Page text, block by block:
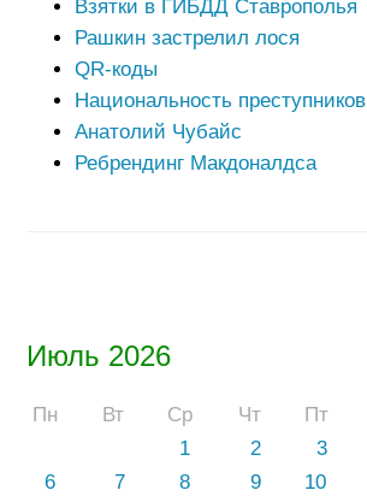
Июль 2026
Пн Вт Ср Чт Пт
1
2 3
6
7 8 9 10
Взятки в ГИБДД Ставрополья
Рашкин застрелил лося
QR-коды
Национальность преступников
Анатолий Чубайс
Ребрендинг Макдоналдса